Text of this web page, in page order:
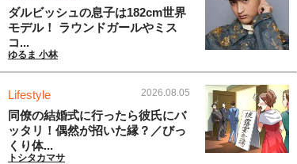
ダルビッシュの息子は182cm世界
モデル！ ラウンドガールやミス
コ...
ゆるま 小林
Lifestyle 2026.08.05
同僚の結婚式に行ったら彼氏にバ
ッタリ！偶然が招いた縁？／びっ
くり体...
トシタカマサ